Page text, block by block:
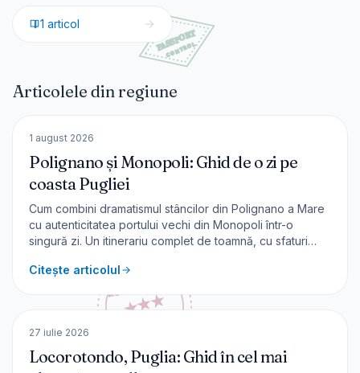
1 articol
Articolele din regiune
🇮🇹 Italia
1 august 2026
Polignano și Monopoli: Ghid de o zi pe
coasta Pugliei
Cum combini dramatismul stâncilor din Polignano a Mare
cu autenticitatea portului vechi din Monopoli într-o
singură zi. Un itinerariu complet de toamnă, cu sfaturi
Citește articolul
27 iulie 2026
Locorotondo, Puglia: Ghid în cel mai